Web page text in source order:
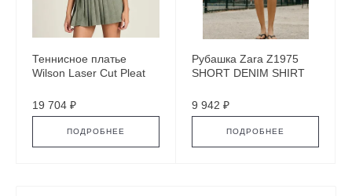
Теннисное платье
Wilson Laser Cut Pleat
19 704 ₽
ПОДРОБНЕЕ
Рубашка Zara Z1975
SHORT DENIM SHIRT
9 942 ₽
ПОДРОБНЕЕ